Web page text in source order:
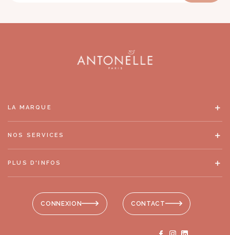
CONNEXION CONTACT
LA MARQUE
NOS SERVICES
PLUS D'INFOS